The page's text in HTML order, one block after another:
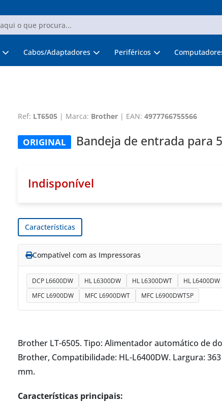
Cabos/Adaptadores Periféricos
Ref: LT6505| Marca: Brother| EAN: 4977766755566
ORIGINAL Bandeja de entrada para
Indisponível
Características
Compatível com as Impressoras
DCP L6600DW HL L6300DW HL L6300DWT HL L6400DW
MFC L6900DW
MFC L6900DWT MFC L6900DWTSP
Brother LT-6505. Tipo: Alimentador automático de
Brother, Compatibilidade: HL-L6400DW. Largura:
mm.
Características principais: